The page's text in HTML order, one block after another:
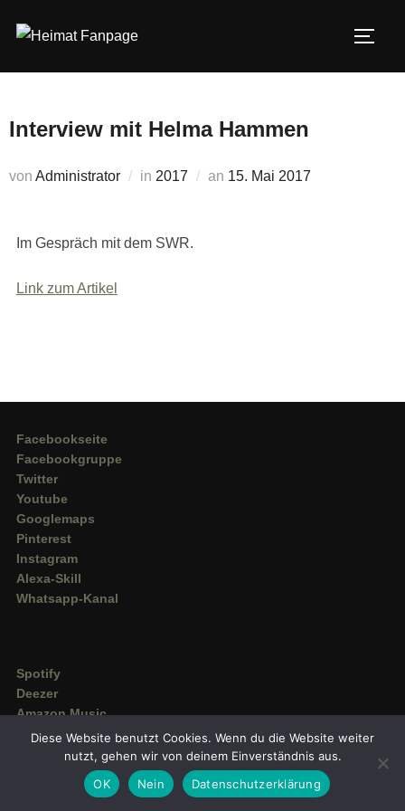
Inhalt
Interview mit Helma Hammen
von Administrator in 2017 an Veröffentlicht
15. Mai 2017
Im Gespräch mit dem SWR.
Link zum Artikel
Facebookseite
Facebookgruppe
Twitter
Youtube
Googlemaps
Pinterest
Instagram
Alexa-Skill
Whatsapp-Kanal
Spotify
Deezer
Amazon Music
Diese Website benutzt Cookies. Wenn du die Website weiter
nutzt, gehen wir von deinem Einverständnis aus.
OK
Nein Datenschutzerklärung